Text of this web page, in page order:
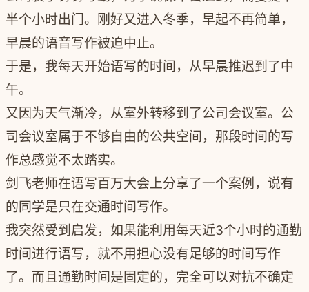
半个小时出门。刚好又进入冬季，早起不再简单，
早晨的语音写作被迫中止。
于是，我每天开始语写的时间，从早晨推迟到了中
午。
又因为天气渐冷，从室外转移到了公司会议室。公
司会议室属于不够自由的公共空间，那段时间的写
作总感觉不太踏实。
剑飞老师在语写百万大会上分享了一个案例，说有
的同学是只在交通时间写作。
我突然受到启发，如果能利用每天近3个小时的通勤
时间进行语写，就不用担心没有足够的时间写作
了。而且通勤时间是固定的，完全可以对抗不确定